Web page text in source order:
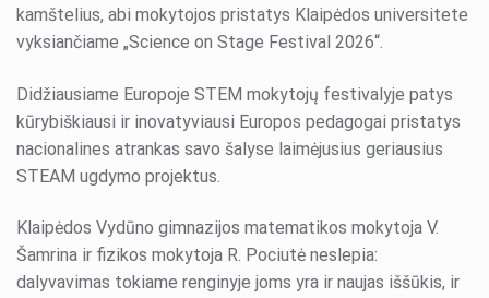
kamštelius, abi mokytojos pristatys Klaipėdos universitete
vyksiančiame „Science on Stage Festival 2026“.
Didžiausiame Europoje STEM mokytojų festivalyje patys
kūrybiškiausi ir inovatyviausi Europos pedagogai pristatys
nacionalines atrankas savo šalyse laimėjusius geriausius
STEAM ugdymo projektus.
Klaipėdos Vydūno gimnazijos matematikos mokytoja V.
Šamrina ir fizikos mokytoja R. Pociutė neslepia:
dalyvavimas tokiame renginyje joms yra ir naujas iššūkis, ir